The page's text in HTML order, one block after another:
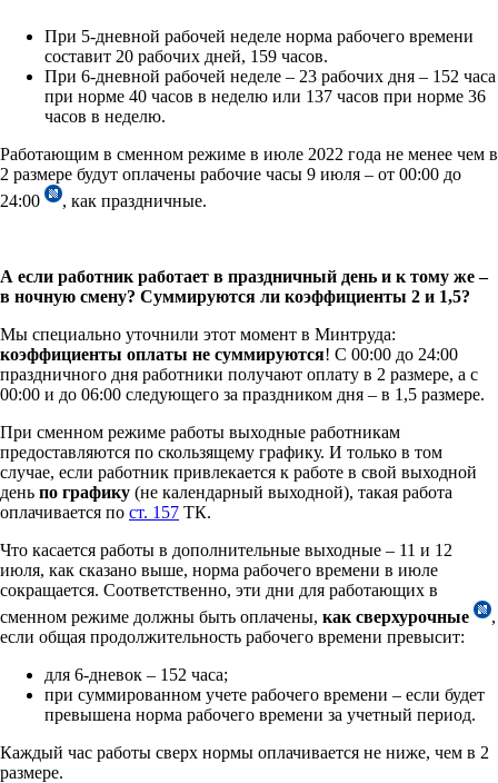
При 5-дневной рабочей неделе норма рабочего времени
составит 20 рабочих дней, 159 часов.
При 6-дневной рабочей неделе – 23 рабочих дня – 152 часа
при норме 40 часов в неделю или 137 часов при норме 36
часов в неделю.
Работающим в сменном режиме в июле 2022 года не менее чем в
2 размере будут оплачены рабочие часы 9 июля – от 00:00 до
24:00
, как праздничные.
А если работник работает в праздничный день и к тому же –
в ночную смену? Суммируются ли коэффициенты 2 и 1,5?
Мы специально уточнили этот момент в Минтруда:
коэффициенты оплаты не суммируются! С 00:00 до 24:00
праздничного дня работники получают оплату в 2 размере, а с
00:00 и до 06:00 следующего за праздником дня – в 1,5 размере.
При сменном режиме работы выходные работникам
предоставляются по скользящему графику. И только в том
случае, если работник привлекается к работе в свой выходной
день по графику (не календарный выходной), такая работа
оплачивается по ст. 157 ТК.
Что касается работы в дополнительные выходные – 11 и 12
июля, как сказано выше, норма рабочего времени в июле
сокращается. Соответственно, эти дни для работающих в
сменном режиме должны быть оплачены, как сверхурочные
,
если общая продолжительность рабочего времени превысит:
для 6-дневок – 152 часа;
при суммированном учете рабочего времени – если будет
превышена норма рабочего времени за учетный период.
Каждый час работы сверх нормы оплачивается не ниже, чем в 2
размере.